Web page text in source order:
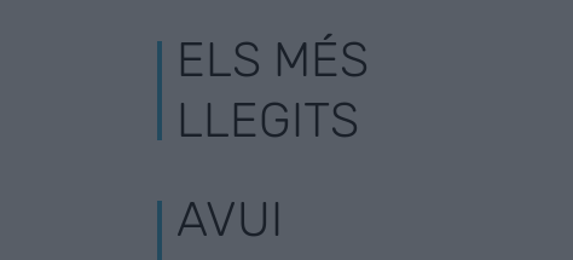
ELS MÉS
LLEGITS
AVUI